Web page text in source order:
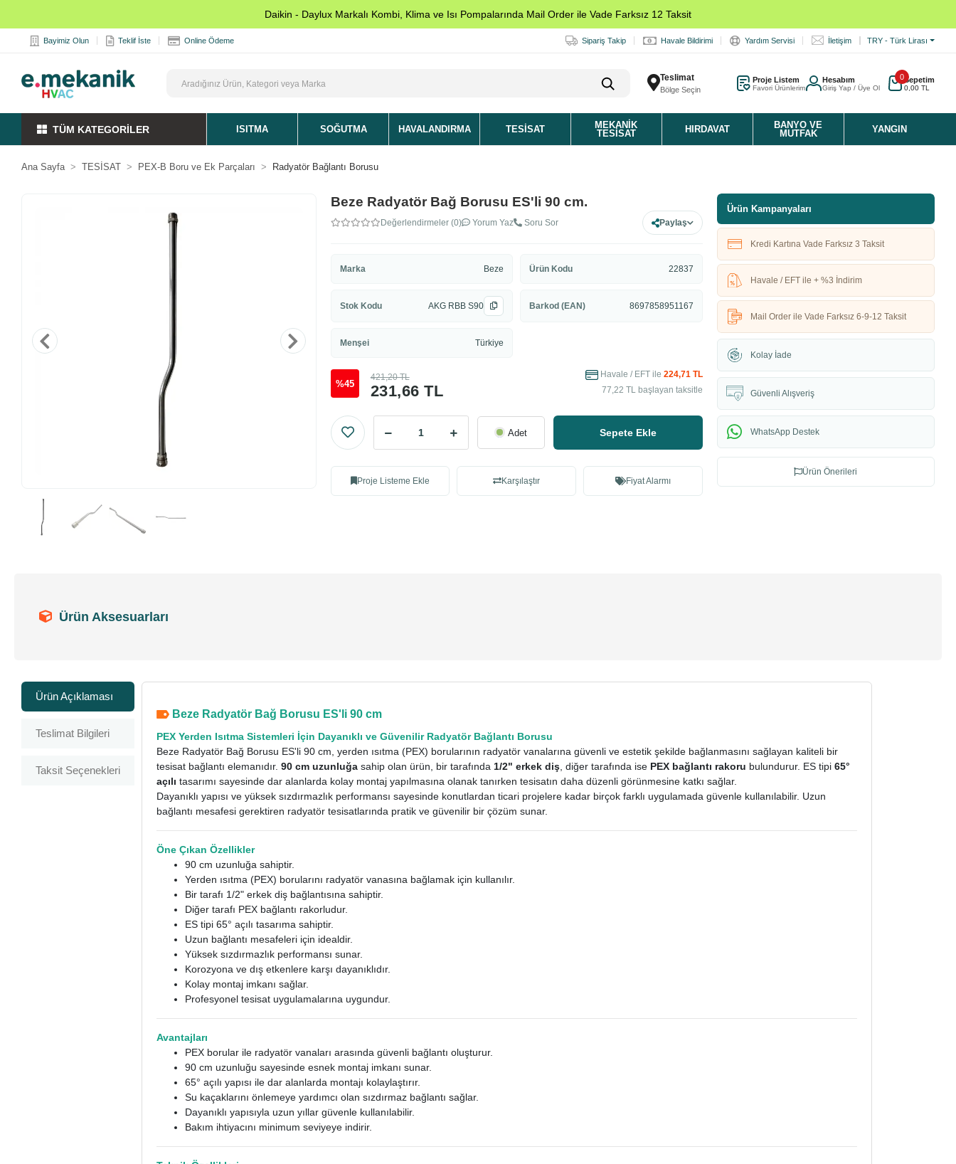
Daikin - Daylux Markalı Kombi, Klima ve Isı Pompalarında Mail Order ile Vade Farksız 12 Taksit
Bayimiz Olun Teklif İste Online Ödeme Sipariş Takip Havale Bildirimi Yardım Servisi İletişim TRY - Türk Lirası
Teslimat
Bölge Seçin
Proje Listem
Favori Ürünlerim
Hesabım
Giriş Yap / Üye Ol
0Sepetim
0,00 TL
TÜM KATEGORİLER ISITMA SOĞUTMA HAVALANDIRMA TESISAT
MEKANIK
TESISAT
HIRDAVAT
BANYO VE
MUTFAK
YANGIN
Ana Sayfa TESİSAT PEX-B Boru ve Ek Parçaları Radyatör Bağlantı Borusu
Beze Radyatör Bağ Borusu ES'li 90 cm.
Değerlendirmeler (0) Yorum Yaz Soru Sor Paylaş
Marka Beze Ürün Kodu 22837
Stok Kodu AKG RBB S90 Barkod (EAN) 8697858951167
Menşei Türkiye
%45 231,66 TL
421,20 TL Havale / EFT ile 224,71 TL
77,22 TL başlayan taksitle
Adet Sepete Ekle
Proje Listeme Ekle Karşılaştır Fiyat Alarmı
Ürün Kampanyaları
Kredi Kartına Vade Farksız 3 Taksit
Havale / EFT ile + %3 İndirim
Mail Order ile Vade Farksız 6-9-12 Taksit
Kolay İade
Güvenli Alışveriş
WhatsApp Destek
Ürün Önerileri
Ürün Aksesuarları
Ürün Açıklaması
Teslimat Bilgileri
Taksit Seçenekleri
Beze Radyatör Bağ Borusu ES'li 90 cm
PEX Yerden Isıtma Sistemleri İçin Dayanıklı ve Güvenilir Radyatör Bağlantı Borusu
Beze Radyatör Bağ Borusu ES'li 90 cm, yerden ısıtma (PEX) borularının radyatör vanalarına güvenli ve estetik şekilde bağlanmasını sağlayan kaliteli bir
tesisat bağlantı elemanıdır.90 cm uzunluğa sahip olan ürün, bir tarafında 1/2" erkek diş , diğer tarafında ise PEX bağlantı rakoru bulundurur. ES tipi65°
açılı tasarımı sayesinde dar alanlarda kolay montaj yapılmasına olanak tanırken tesisatın daha düzenli görünmesine katkı sağlar.
Dayanıklı yapısı ve yüksek sızdırmazlık performansı sayesinde konutlardan ticari projelere kadar birçok farklı uygulamada güvenle kullanılabilir. Uzun
bağlantı mesafesi gerektiren radyatör tesisatlarında pratik ve güvenilir bir çözüm sunar.
Öne Çıkan Özellikler
90 cm uzunluğa sahiptir.
Yerden ısıtma (PEX) borularını radyatör vanasına bağlamak için kullanılır.
Bir tarafı 1/2" erkek diş bağlantısına sahiptir.
Diğer tarafı PEX bağlantı rakorludur.
ES tipi 65° açılı tasarıma sahiptir.
Uzun bağlantı mesafeleri için idealdir.
Yüksek sızdırmazlık performansı sunar.
Korozyona ve dış etkenlere karşı dayanıklıdır.
Kolay montaj imkanı sağlar.
Profesyonel tesisat uygulamalarına uygundur.
Avantajları
PEX borular ile radyatör vanaları arasında güvenli bağlantı oluşturur.
90 cm uzunluğu sayesinde esnek montaj imkanı sunar.
65° açılı yapısı ile dar alanlarda montajı kolaylaştırır.
Su kaçaklarını önlemeye yardımcı olan sızdırmaz bağlantı sağlar.
Dayanıklı yapısıyla uzun yıllar güvenle kullanılabilir.
Bakım ihtiyacını minimum seviyeye indirir.